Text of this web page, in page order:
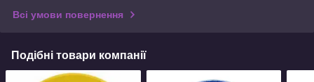
Всі умови повернення
Подібні товари компанії